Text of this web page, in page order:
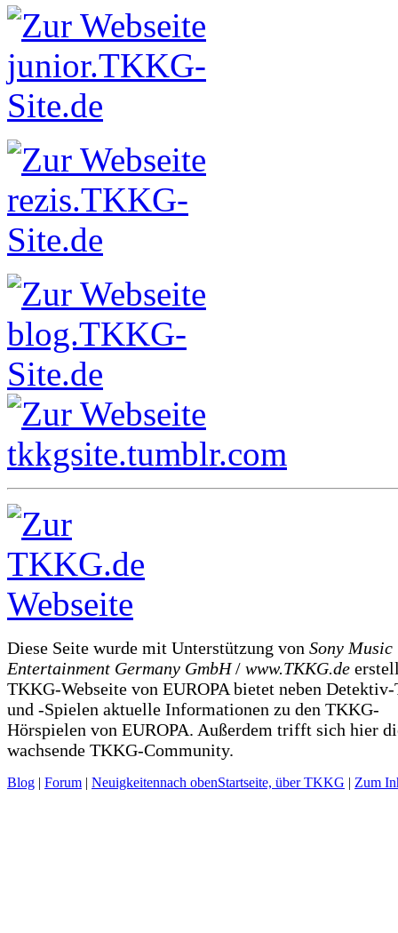
Diese Seite wurde mit Unterstützung von Sony Music
Entertainment Germany GmbH/ www.TKKG.de
TKKG-Webseite von EUROPA bietet neben
und -Spielen aktuelle Informationen zu den TKKG-
Hörspielen von EUROPA. Außerdem trifft sich hier
wachsende TKKG-Community.
Blog | Forum | Neuigkeitennach obenStartseite, über TKKG | Zum